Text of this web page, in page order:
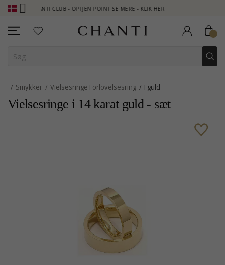
CHANTI CLUB - OPTJEN POINT SE MERE - KLIK HER
Smykker Vielsesringe Forlovelsesring I guld
Vielsesringe i 14 karat guld - sæt